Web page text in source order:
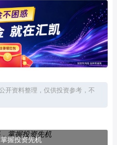
开资料整理，仅供投资参考，不
握投资先机